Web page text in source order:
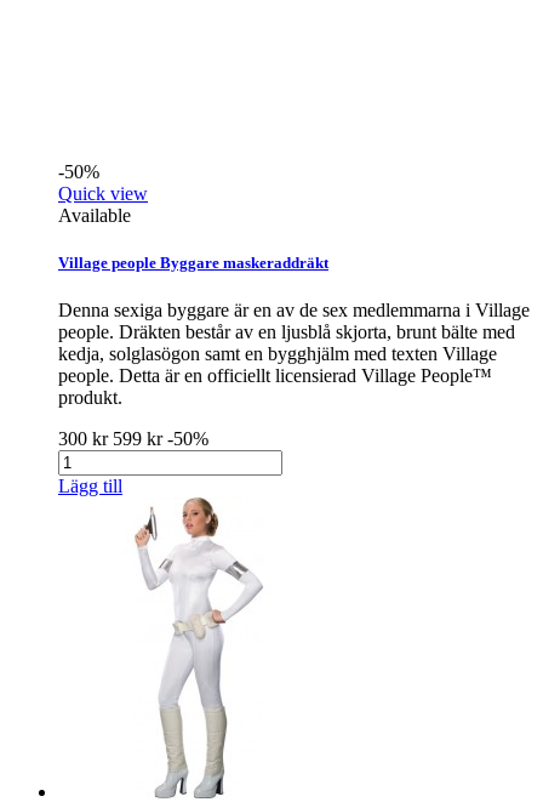
-50%
Quick view
Available
Village people Byggare maskeraddräkt
Denna sexiga byggare är en av de sex medlemmarna i Village
people. Dräkten består av en ljusblå skjorta, brunt bälte med
kedja, solglasögon samt en bygghjälm med texten Village
people. Detta är en officiellt licensierad Village People™
produkt.
300 kr 599 kr-50%
Lägg till